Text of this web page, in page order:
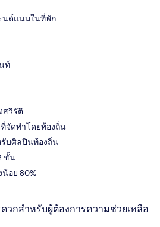
นด์แนมในที่พัก
ท์
สวิรัติ
จัดทำโดยท้องถิ่น
บศิลปินท้องถิ่น
ชั้น
น้อย 80%
วกสำหรับผู้ต้องการความช่วยเหลือ